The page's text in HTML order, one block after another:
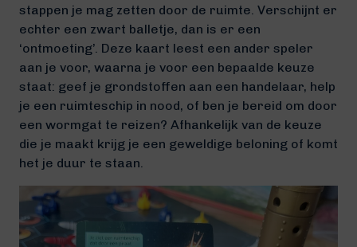
stappen je mag zetten door de ruimte. Verschijnt er
echter een zwart balletje, dan is er een
‘ontmoeting’. Deze kaart leest een ander speler
aan je voor, waarna je voor een bepaalde keuze
staat: geef je grondstoffen aan een handelaar, help
je een ruimteschip in nood, of ben je bereid om door
een wormgat te reizen? Afhankelijk van de keuze
die je maakt krijg je een geweldige beloning of komt
het je duur te staan.